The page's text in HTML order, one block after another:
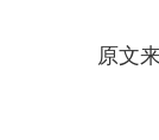
原文